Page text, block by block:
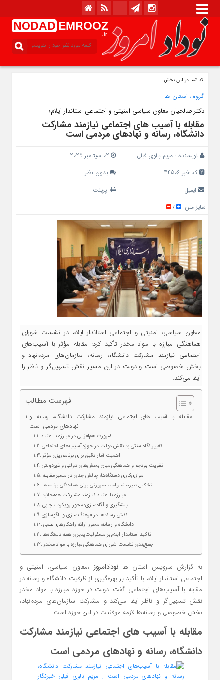
NODAD EMROOZ
.ir
کد شما در این بخش
گروه : استان ها
دکتر صالحیان معاون سیاسی امنیتی و اجتماعی استاندار ایلام؛
مقابله با آسیب‌ های اجتماعی نیازمند مشارکت
دانشگاه، رسانه و نهادهای مردمی است
نویسنده : مریم بالوی فیلی
کد خبر 34506
بدون نظر
ایمیل
پرینت
سایز متن
/
معاون سیاسی، امنیتی و اجتماعی استاندار ایلام در نشست شورای
هماهنگی مبارزه با مواد مخدر تأکید کرد: مقابله مؤثر با آسیب‌های
اجتماعی نیازمند مشارکت دانشگاه، رسانه، سازمان‌های مردم‌نهاد و
بخش خصوصی است و دولت در این مسیر نقش تسهیل‌گر و ناظر را
ایفا می‌کند.
فهرست مطالب
مقابله با آسیب‌ های اجتماعی نیازمند مشارکت دانشگاه، رسانه و
نهادهای مردمی است
ضرورت هم‌افزایی در مبارزه با اعتیاد
تغییر نگاه سنتی به نقش دولت در حوزه آسیب‌های اجتماعی
اهمیت آمار دقیق برای برنامه‌ریزی مؤثر
تقویت بودجه و هماهنگی میان بخش‌های دولتی و غیردولتی
موازی‌کاری دستگاه‌ها؛ چالش جدی در مسیر مقابله
تشکیل دبیرخانه واحد؛ ضرورتی برای هماهنگی برنامه‌ها
مبارزه با اعتیاد نیازمند مشارکت همه‌جانبه
پیشگیری و آگاه‌سازی؛ محور رویکرد ایجابی
نقش رسانه‌ها در فرهنگ‌سازی و الگوسازی
دانشگاه و رسانه؛ محور ارائه راهکارهای علمی
تأکید استاندار ایلام بر مسئولیت‌پذیری همه دستگاه‌ها
جمع‌بندی نشست شورای هماهنگی مبارزه با مواد مخدر
به گزارش سرویس استان هانودادامروز ،معاون سیاسی، امنیتی و
اجتماعی استاندار ایلام با تأکید بر بهره‌گیری از ظرفیت دانشگاه و رسانه در
مقابله با آسیب‌های اجتماعی گفت: دولت در حوزه مبارزه با مواد مخدر
نقش تسهیل‌گر و ناظر ایفا می‌کند و مشارکت سازمان‌های مردم‌نهاد،
بخش خصوصی و رسانه‌ها لازمه موفقیت در این حوزه است.
مقابله با آسیب‌ های اجتماعی نیازمند مشارکت
دانشگاه، رسانه و نهادهای مردمی است